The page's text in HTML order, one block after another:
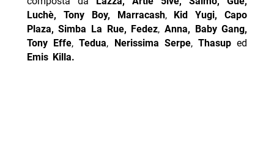
Luchè,
Tony Boy, Marracash,
Kid Yugi, Capo
Plaza,Simba La Rue, Fedez, Anna, Baby Gang,
Tony Effe,Tedua, Nerissima Serpe, Thasuped
Emis Killa.